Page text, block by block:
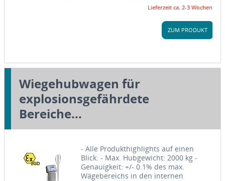
Lieferzeit ca. 2-3 Wochen
ZUM PRODUKT
Wiegehubwagen für
explosionsgefährdete
Bereiche...
- Alle Produkthighlights auf einen
Blick: - Max. Hubgewicht: 2000 kg -
Genauigkeit: +/- 0.1% des max.
Wägebereichs in den internen